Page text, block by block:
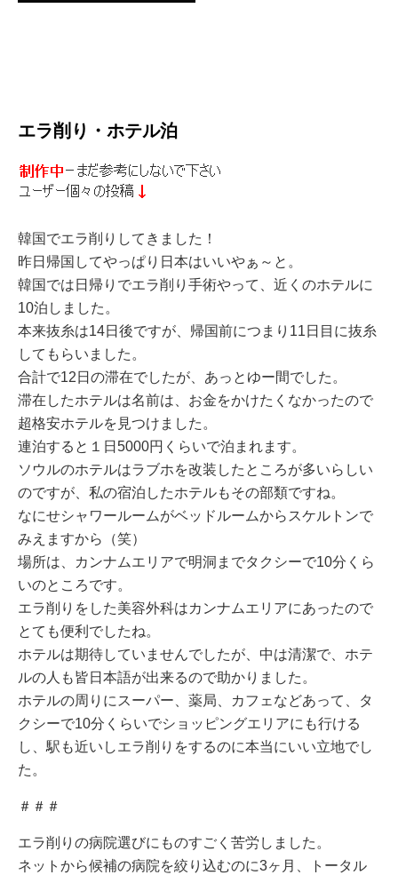
エラ削り・ホテル泊
韓国でエラ削りしてきました！
昨日帰国してやっぱり日本はいいやぁ～と。
韓国では日帰りでエラ削り手術やって、近くのホテルに
10泊しました。
本来抜糸は14日後ですが、帰国前につまり11日目に抜糸
してもらいました。
合計で12日の滞在でしたが、あっとゆー間でした。
滞在したホテルは名前は、お金をかけたくなかったので
超格安ホテルを見つけました。
連泊すると１日5000円くらいで泊まれます。
ソウルのホテルはラブホを改装したところが多いらしい
のですが、私の宿泊したホテルもその部類ですね。
なにせシャワールームがベッドルームからスケルトンで
みえますから（笑）
場所は、カンナムエリアで明洞までタクシーで10分くら
いのところです。
エラ削りをした美容外科はカンナムエリアにあったので
とても便利でしたね。
ホテルは期待していませんでしたが、中は清潔で、ホテ
ルの人も皆日本語が出来るので助かりました。
ホテルの周りにスーパー、薬局、カフェなどあって、タ
クシーで10分くらいでショッピングエリアにも行ける
し、駅も近いしエラ削りをするのに本当にいい立地でし
た。
＃＃＃
エラ削りの病院選びにものすごく苦労しました。
ネットから候補の病院を絞り込むのに3ヶ月、トータル